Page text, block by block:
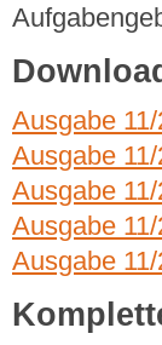
Ausgabe
Ausgabe
Ausgabe
Ausgabe
Ausgabe